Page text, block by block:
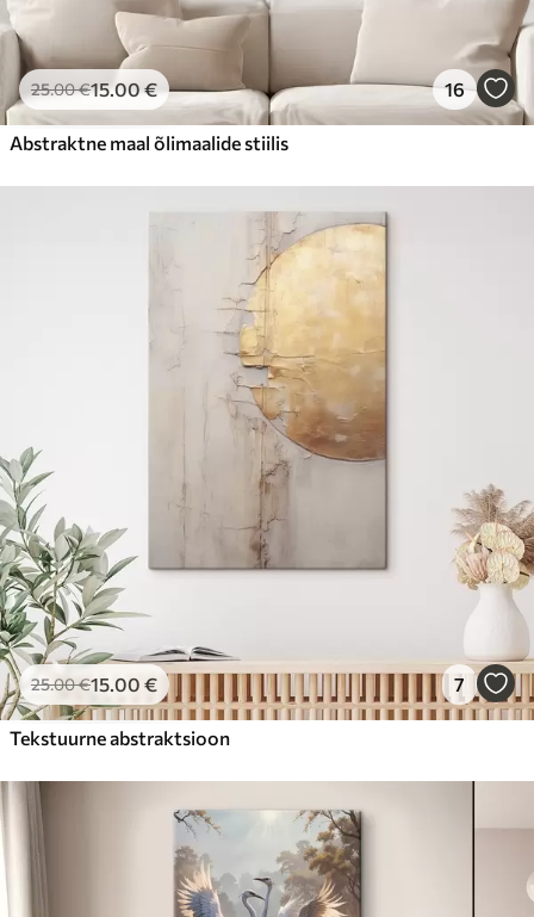
25.00€15.00€ 16
Abstraktne maal õlimaalide stiilis
25.00€15.00 € 7
Tekstuurne abstraktsioon